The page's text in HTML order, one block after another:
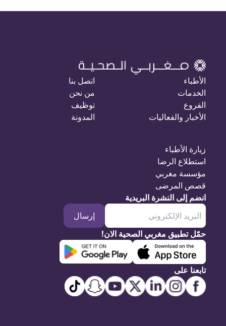
الأطباء
الخدمات
الفروع
الأخبار والفعاليات
اتصل بنا
من نحن
توظيف
المدونة
زيارة الأطباء
استطلاع الرضا
مؤسسة مغربي
قصص المرضى
انضم إلى النشرة البريدية
إرسال
حمّل تطبيق مغربي الصحية الان!
تابعنا على